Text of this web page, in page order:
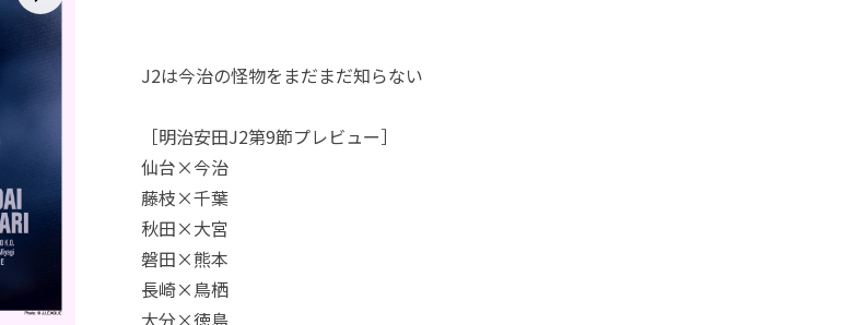
J2は今治の怪物をまだまだ知らない
［明治安田J2第9節プレビュー］
仙台×今治
藤枝×千葉
秋田×大宮
磐田×熊本
長崎×鳥栖
大分×徳島